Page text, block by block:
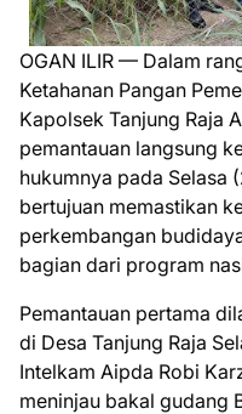
OGAN ILIR — Dalam
Ketahanan Pangan
Kapolsek Tanjung Raja
pemantauan langsung
hukumnya pada Selasa
bertujuan memastikan
perkembangan
bagian dari program
Pemantauan pertama
di Desa Tanjung Raja
Intelkam Aipda Robi
meninjau bakal gudang